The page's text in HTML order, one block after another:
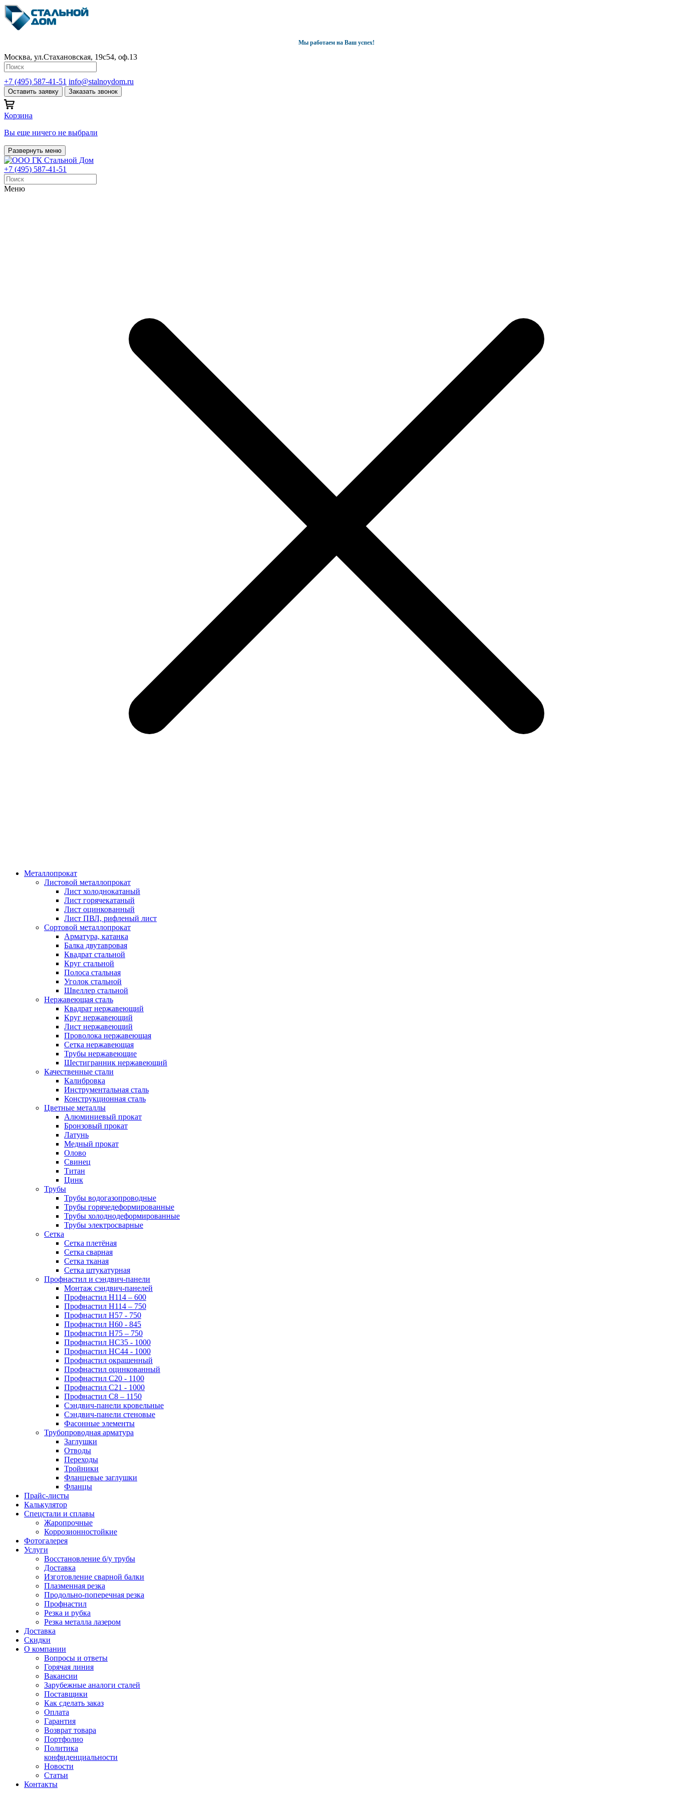
Мы работаем на Ваш успех!
Москва, ул.Стахановская, 19с54, оф.13
+7 (495) 587-41-51 info@stalnoydom.ru
Оставить заявку Заказать звонок
Корзина
Вы еще ничего не выбрали
Развернуть меню
+7 (495) 587-41-51
Меню
Металлопрокат
Листовой металлопрокат
Лист холоднокатаный
Лист горячекатаный
Лист оцинкованный
Лист ПВЛ, рифленый лист
Сортовой металлопрокат
Арматура, катанка
Балка двутавровая
Квадрат стальной
Круг стальной
Полоса стальная
Уголок стальной
Швеллер стальной
Нержавеющая сталь
Квадрат нержавеющий
Круг нержавеющий
Лист нержавеющий
Проволока нержавеющая
Сетка нержавеющая
Трубы нержавеющие
Шестигранник нержавеющий
Качественные стали
Калибровка
Инструментальная сталь
Конструкционная сталь
Цветные металлы
Алюминиевый прокат
Бронзовый прокат
Латунь
Медный прокат
Олово
Свинец
Титан
Цинк
Трубы
Трубы водогазопроводные
Трубы горячедеформированные
Трубы холоднодеформированные
Трубы электросварные
Сетка
Сетка плетёная
Сетка сварная
Сетка тканая
Сетка штукатурная
Профнастил и сэндвич-панели
Монтаж сэндвич-панелей
Профнастил Н114 – 600
Профнастил Н114 – 750
Профнастил Н57 - 750
Профнастил Н60 - 845
Профнастил Н75 – 750
Профнастил НС35 - 1000
Профнастил НС44 - 1000
Профнастил окрашенный
Профнастил оцинкованный
Профнастил С20 - 1100
Профнастил С21 - 1000
Профнастил С8 – 1150
Сэндвич-панели кровельные
Сэндвич-панели стеновые
Фасонные элементы
Трубопроводная арматура
Заглушки
Отводы
Переходы
Тройники
Фланцевые заглушки
Фланцы
Прайс-листы
Калькулятор
Спецстали и сплавы
Жаропрочные
Коррозионностойкие
Фотогалерея
Услуги
Восстановление б/у трубы
Доставка
Изготовление сварной балки
Плазменная резка
Продольно-поперечная резка
Профнастил
Резка и рубка
Резка металла лазером
Доставка
Скидки
О компании
Вопросы и ответы
Горячая линия
Вакансии
Зарубежные аналоги сталей
Поставщики
Как сделать заказ
Оплата
Гарантия
Возврат товара
Портфолио
Политика
конфиденциальности
Новости
Статьи
Контакты